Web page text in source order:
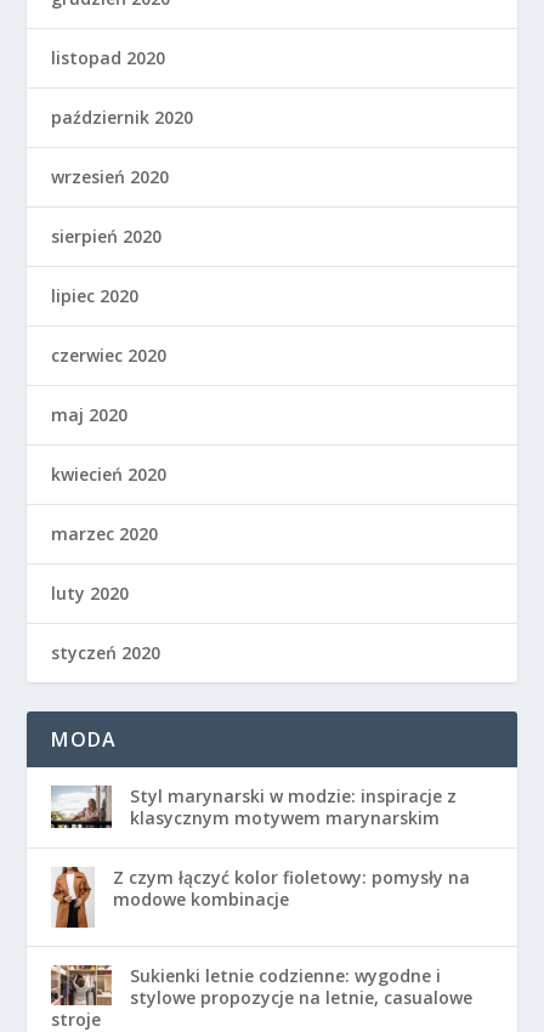
listopad 2020
październik 2020
wrzesień 2020
sierpień 2020
lipiec 2020
czerwiec 2020
maj 2020
kwiecień 2020
marzec 2020
luty 2020
styczeń 2020
MODA
Styl marynarski w modzie: inspiracje z
klasycznym motywem marynarskim
Z czym łączyć kolor fioletowy: pomysły na
modowe kombinacje
Sukienki letnie codzienne: wygodne i
stylowe propozycje na letnie, casualowe
stroje